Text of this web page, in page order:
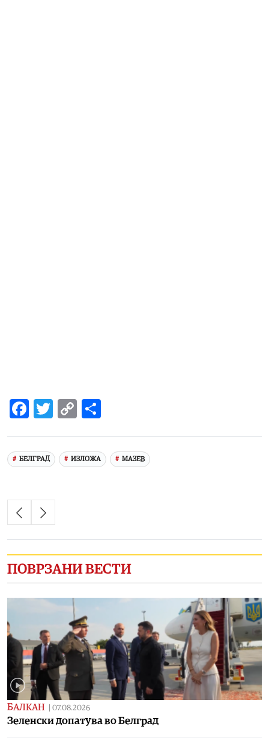
Facebook
Twitter
Copy
БЕЛГРАД ИЗЛОЖА МАЗЕВ
ПОВРЗАНИ ВЕСТИ
БАЛКАН | 07.08.2026
Зеленски допатува во Белград